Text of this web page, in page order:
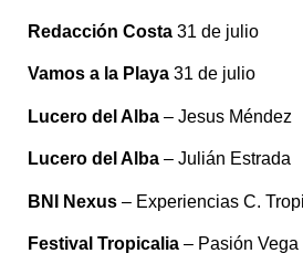
Redacción Costa 31 de julio
Vamos a la Playa 31 de julio
Lucero del Alba – Jesus Méndez
Lucero del Alba – Julián Estrada
BNI Nexus – Experiencias C.
Festival Tropicalia – Pasión Vega